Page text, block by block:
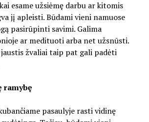
esame užsiėmę darbu ar kitomis
jį apleisti. Būdami vieni namuose
pasirūpinti savimi. Galima
ar medituoti arba net užsnūsti.
žvaliai taip pat gali padėti
ramybę
pasaulyje rasti vidinę